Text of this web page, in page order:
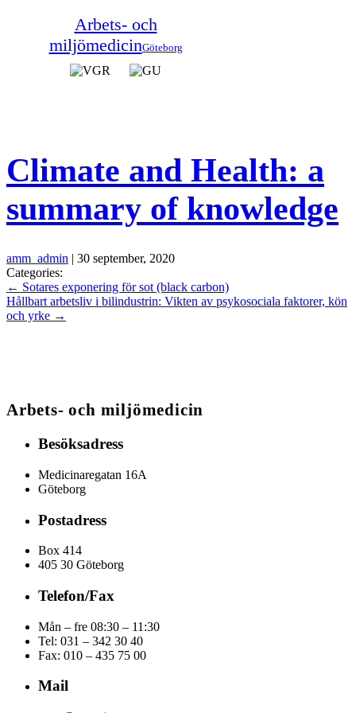
Arbets- och
miljömedicinGöteborg
Climate and Health: a
summary of knowledge
amm_admin | 30 september, 2020
Categories:
← Sotares exponering för sot (black carbon)
Hållbart arbetsliv i bilindustrin: Vikten av psykosociala faktorer, kön
och yrke →
Arbets- och miljömedicin
Besöksadress
Medicinaregatan 16A
Göteborg
Postadress
Box 414
405 30 Göteborg
Telefon/Fax
Mån – fre 08:30 – 11:30
Tel: 031 – 342 30 40
Fax: 010 – 435 75 00
Mail